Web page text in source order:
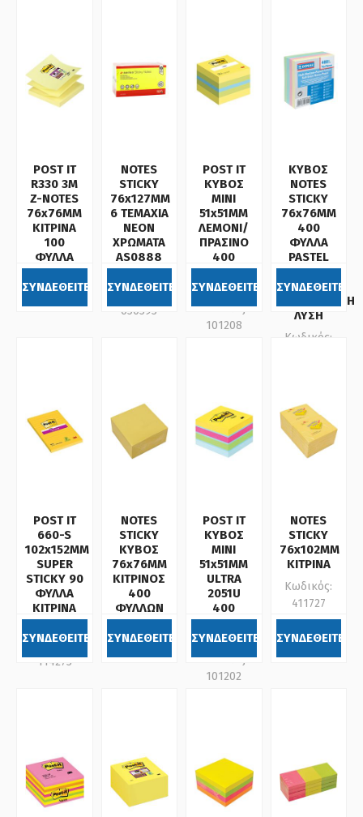
POST IT
R330 3M
Z-NOTES
76x76MM
ΚΙΤΡΙΝΑ
100
ΦΥΛΛΑ
ΣΥΝΔΕΘΕΙΤΕ
NOTES
STICKY
76x127MM
6 ΤΕΜΑΧΙΑ
ΝΕΟΝ
ΧΡΩΜΑΤΑ
AS0888
A-SERIES
Κωδικός:
650393
ΣΥΝΔΕΘΕΙΤΕ
POST IT
ΚΥΒΟΣ
ΜΙΝΙ
51x51MM
ΛΕΜΟΝΙ/
ΠΡΑΣΙΝΟ
400
ΦΥΛΛΩΝ
3Μ
Κωδικός:
101208
ΣΥΝΔΕΘΕΙΤΕ
ΚΥΒΟΣ
NOTES
STICKY
76x76MM
400
ΦΥΛΛΑ
PASTEL
ΧΡΩΜΑΤΑ
DONAU
ΟΙΚΟΝΟΜΙΚΗ
ΛΥΣΗ
Κωδικός:
ΣΥΝΔΕΘΕΙΤΕ
POST IT
660-S
102x152MM
SUPER
STICKY 90
ΦΥΛΛΑ
ΚΙΤΡΙΝΑ
ΡΙΓΕ 3Μ
Κωδικός:
114273
ΣΥΝΔΕΘΕΙΤΕ
NOTES
STICKY
ΚΥΒΟΣ
76x76MM
ΚΙΤΡΙΝΟΣ
400
ΦΥΛΛΩΝ
ΣΥΝΔΕΘΕΙΤΕ
POST IT
ΚΥΒΟΣ
ΜΙΝΙ
51x51MM
ULTRA
2051U
400
ΦΥΛΛΩΝ
3Μ
Κωδικός:
101202
ΣΥΝΔΕΘΕΙΤΕ
NOTES
STICKY
76x102MM
ΚΙΤΡΙΝΑ
Κωδικός:
411727
ΣΥΝΔΕΘΕΙΤΕ